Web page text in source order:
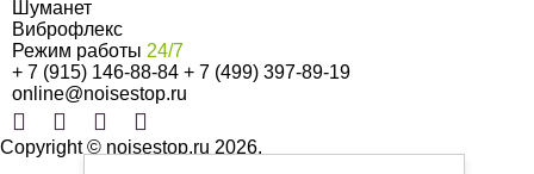
Шуманет
Виброфлекс
Режим работы 24/7
+ 7 (915) 146-88-84 + 7 (499) 397-89-19
online@noisestop.ru
Copyright © noisestop.ru 2026.